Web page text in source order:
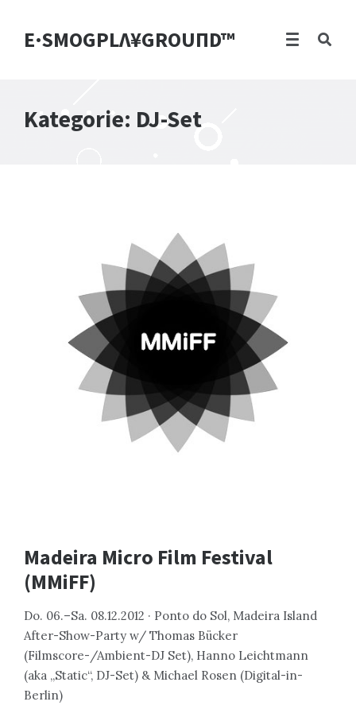
E·SMOGPLΛ¥GROUПD™
Kategorie: DJ-Set
Madeira Micro Film Festival
(MMiFF)
Do. 06.–Sa. 08.12.2012 · Ponto do Sol, Madeira Island
After-Show-Party w/ Thomas Bücker
(Filmscore-/Ambient-DJ Set), Hanno Leichtmann
(aka „Static“, DJ-Set) & Michael Rosen (Digital-in-
Berlin)